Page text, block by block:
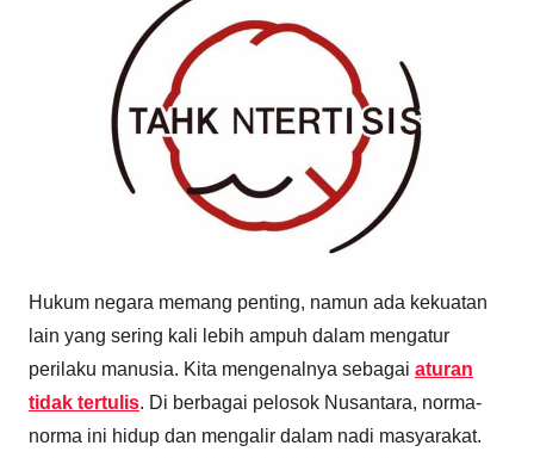
Hukum negara memang penting, namun ada kekuatan
lain yang sering kali lebih ampuh dalam mengatur
perilaku manusia. Kita mengenalnya sebagai aturan
tidak tertulis. Di berbagai pelosok Nusantara, norma-
norma ini hidup dan mengalir dalam nadi masyarakat.